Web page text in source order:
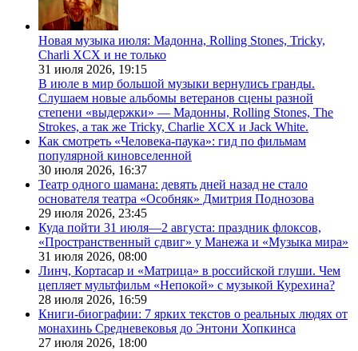
Новая музыка июля: Мадонна, Rolling Stones, Tricky,
Charli XCX и не только
31 июля 2026, 19:15
В июле в мир большой музыки вернулись гранды.
Слушаем новые альбомы ветеранов сцены разной
степени «выдержки» — Мадонны, Rolling Stones, The
Strokes, а так же Tricky, Charlie XCX и Jack White.
Как смотреть «Человека-паука»: гид по фильмам
популярной киновселенной
30 июля 2026, 16:37
Театр одного шамана: девять дней назад не стало
основателя театра «Особняк» Дмитрия Поднозова
29 июля 2026, 23:45
Куда пойти 31 июля—2 августа: праздник флоксов,
«Пространственный сдвиг» у Манежа и «Музыка мира»
31 июля 2026, 08:00
Линч, Кортасар и «Матрица» в российской глуши. Чем
цепляет мультфильм «Непокой» с музыкой Курехина?
28 июля 2026, 16:59
Книги-биографии: 7 ярких текстов о реальных людях от
монахинь Средневековья до Энтони Хопкинса
27 июля 2026, 18:00